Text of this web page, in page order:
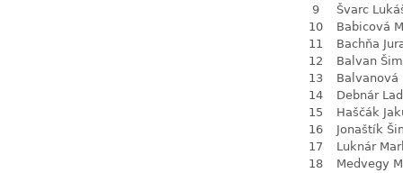
9
Švarc
10
Babicová
11
Bachňa
12
Balvan
13
Balvanová
14
Debnár
15
Haščák
16
Jonaštík
17
Luknár
18
Medvegy